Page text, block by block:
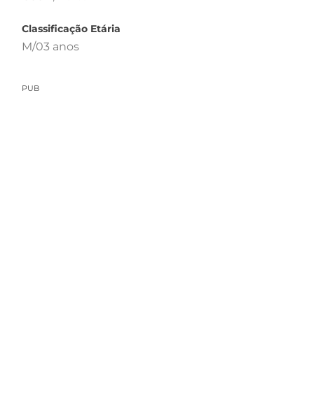
Classificação Etária
M/03 anos
PUB